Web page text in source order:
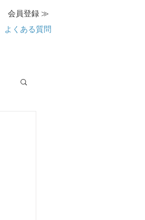
よくある質問
会員登録 ≫